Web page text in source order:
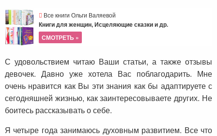
Все книги Ольги Валяевой
Книги для женщин, Исцеляющие сказки и др.
СМОТРЕТЬ »
С удовольствием читаю Ваши статьи, а также отзывы
девочек. Давно уже хотела Вас поблагодарить. Мне
очень нравится как Вы эти знания как бы адаптируете с
сегодняшней жизнью, как заинтересовываете других. Не
боитесь рассказывать о себе.
Я четыре года занимаюсь духовным развитием. Все что